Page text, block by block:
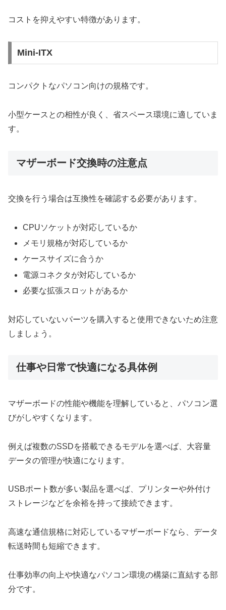
コストを抑えやすい特徴があります。
Mini-ITX
コンパクトなパソコン向けの規格です。
小型ケースとの相性が良く、省スペース環境に適していま
す。
マザーボード交換時の注意点
交換を行う場合は互換性を確認する必要があります。
CPUソケットが対応しているか
メモリ規格が対応しているか
ケースサイズに合うか
電源コネクタが対応しているか
必要な拡張スロットがあるか
対応していないパーツを購入すると使用できないため注意
しましょう。
仕事や日常で快適になる具体例
マザーボードの性能や機能を理解していると、パソコン選
びがしやすくなります。
例えば複数のSSDを搭載できるモデルを選べば、大容量
データの管理が快適になります。
USBポート数が多い製品を選べば、プリンターや外付け
ストレージなどを余裕を持って接続できます。
高速な通信規格に対応しているマザーボードなら、データ
転送時間も短縮できます。
仕事効率の向上や快適なパソコン環境の構築に直結する部
分です。